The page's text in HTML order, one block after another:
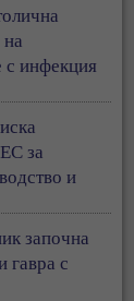
инфекция
за
и
започна
гавра с